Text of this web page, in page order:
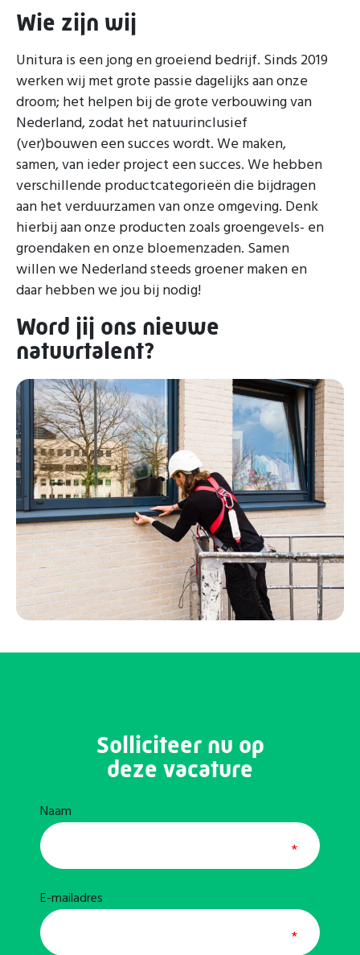
Wie zijn wij
Unitura is een jong en groeiend bedrijf. Sinds 2019
werken wij met grote passie dagelijks aan onze
droom; het helpen bij de grote verbouwing van
Nederland, zodat het natuurinclusief
(ver)bouwen een succes wordt. We maken,
samen, van ieder project een succes. We hebben
verschillende productcategorieën die bijdragen
aan het verduurzamen van onze omgeving. Denk
hierbij aan onze producten zoals groengevels- en
groendaken en onze bloemenzaden. Samen
willen we Nederland steeds groener maken en
daar hebben we jou bij nodig!
Word jij ons nieuwe
natuurtalent?
Solliciteer nu op
deze vacature
Naam
E-mailadres